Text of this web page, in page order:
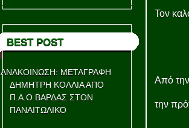
BEST POST
ΑΝΑΚΟΙΝΩΣΗ: ΜΕΤΑΓΡΑΦΗ
ΔΗΜΗΤΡΗ ΚΟΛΛΙΑ ΑΠΟ
Π.Α.Ο ΒΑΡΔΑΣ ΣΤΟΝ
ΠΑΝΑΙΤΩΛΙΚΌ
Τον
Από
την